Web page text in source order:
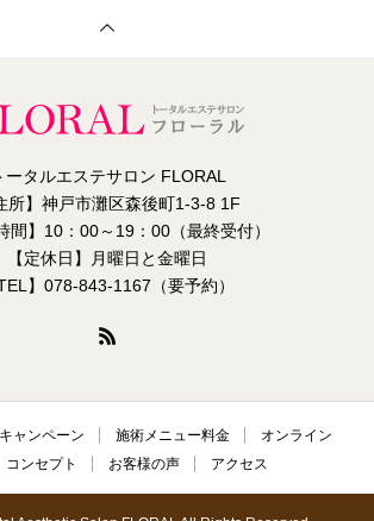
ータルエステサロン FLORAL
所】神戸市灘区森後町1-3-8 1F
間】10：00～19：00（最終受付）
【定休日】月曜日と金曜日
TEL】078-843-1167（要予約）
キャンペーン 施術メニュー料金
オンライン
コンセプト お客様の声 アクセス